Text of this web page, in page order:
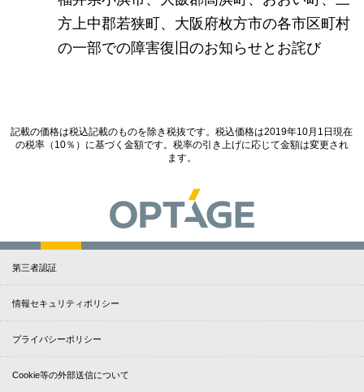
方上中郡若狭町、大阪府枚方市の各市区町村
の一部での障害復旧のお知らせとお詫び
記載の価格は税込記載のものを除き税抜です。税込価格は2019年10月1日現在
の税率（10％）に基づく金額です。税率の引き上げに応じて金額は変更され
ます。
第三者認証
情報セキュリティポリシー
プライバシーポリシー
Cookie等の外部送信について